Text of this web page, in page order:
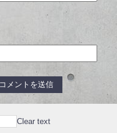
Clear text